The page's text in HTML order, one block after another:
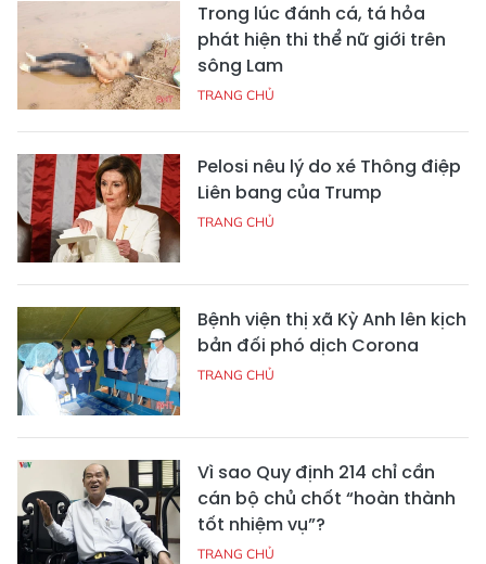
Trong lúc đánh cá, tá hỏa
phát hiện thi thể nữ giới trên
sông Lam
TRANG CHỦ
Pelosi nêu lý do xé Thông điệp
Liên bang của Trump
TRANG CHỦ
Bệnh viện thị xã Kỳ Anh lên kịch
bản đối phó dịch Corona
TRANG CHỦ
Vì sao Quy định 214 chỉ cần
cán bộ chủ chốt “hoàn thành
tốt nhiệm vụ”?
TRANG CHỦ